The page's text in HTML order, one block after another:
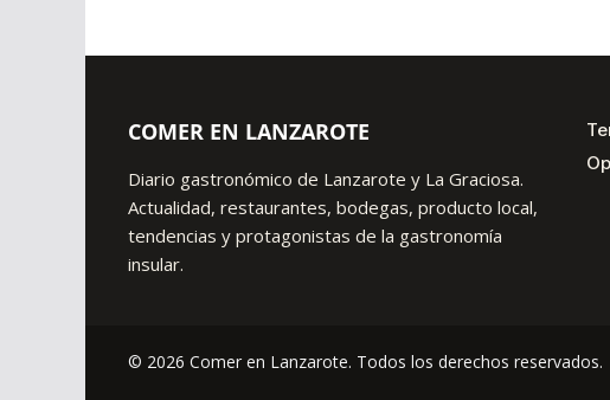
COMER EN LANZAROTE
Diario gastronómico de Lanzarote y La Graciosa.
Actualidad, restaurantes, bodegas, producto local,
tendencias y protagonistas de la gastronomía
insular.
© 2026 Comer en Lanzarote. Todos los derechos reservados.